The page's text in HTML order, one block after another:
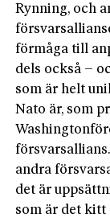
Rynning, och
förmåga till
dels också –
som är helt
Nato är, som
andra
det är
som är det kitt